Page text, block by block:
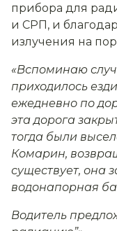
прибора для
и СРП, и
излучения на
«Вспоминаю
приходилось
ежедневно по
эта дорога
тогда были
Комарин,
существует, она
водонапорная
Водитель